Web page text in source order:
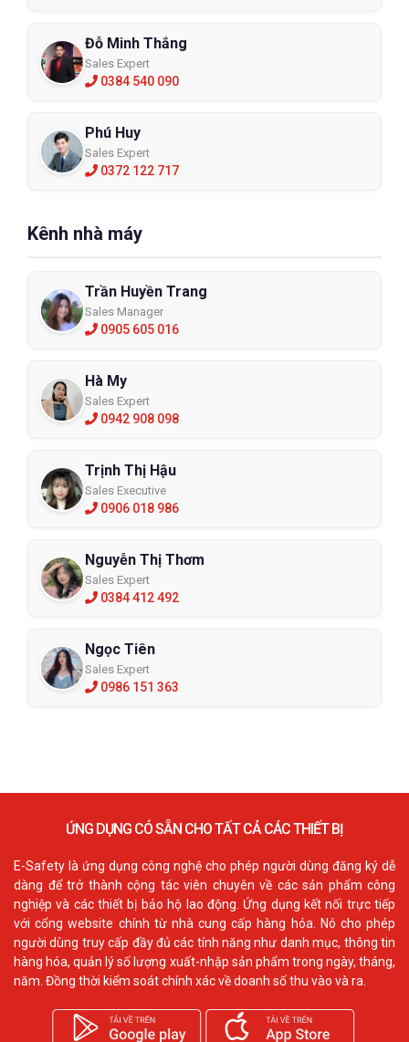
Đỗ Minh Thắng
Sales Expert
0384 540 090
Phú Huy
Sales Expert
0372 122 717
Kênh nhà máy
Trần Huyền Trang
Sales Manager
0905 605 016
Hà My
Sales Expert
0942 908 098
Trịnh Thị Hậu
Sales Executive
0906 018 986
Nguyễn Thị Thơm
Sales Expert
0384 412 492
Ngọc Tiên
Sales Expert
0986 151 363
ỨNG DỤNG CÓ SẴN CHO TẤT CẢ CÁC THIẾT BỊ
E-Safety là ứng dụng công nghệ cho phép người dùng đăng ký dễ
dàng để trở thành cộng tác viên chuyên về các sản phẩm công
nghiệp và các thiết bị bảo hộ lao động. Ứng dụng kết nối trực tiếp
với cổng website chính từ nhà cung cấp hàng hóa. Nó cho phép
người dùng truy cấp đầy đủ các tính năng như danh mục, thông tin
hàng hóa, quản lý số lượng xuất-nhập sản phẩm trong ngày, tháng,
năm. Đồng thời kiểm soát chính xác về doanh số thu vào và ra.